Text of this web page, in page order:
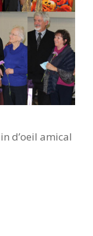
d’oeil amical